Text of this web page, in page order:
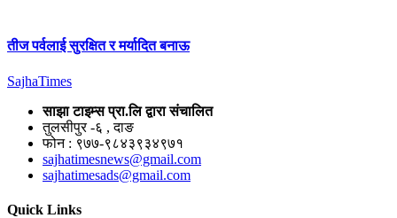
तीज पर्वलाई सुरक्षित र मर्यादित बनाऊ
SajhaTimes
साझा टाइम्स प्रा.लि द्वारा संचालित
तुलसीपुर -६ , दाङ
फोन : ९७७-९८४३९३४९७१
sajhatimesnews@gmail.com
sajhatimesads@gmail.com
Quick Links